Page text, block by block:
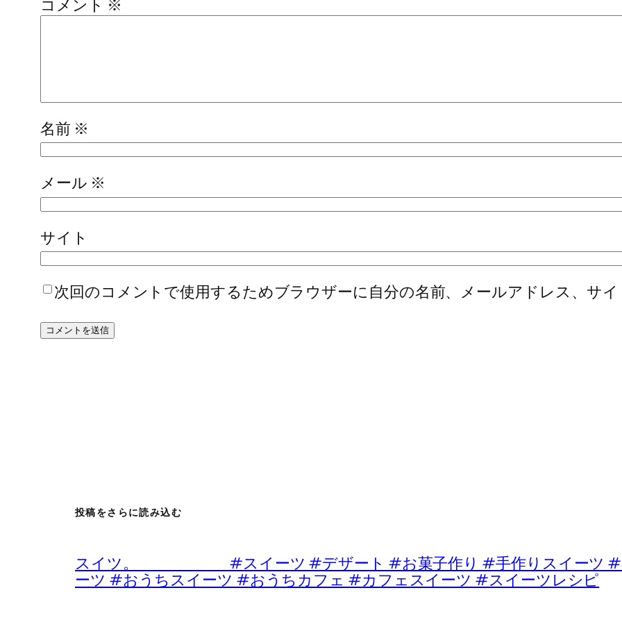
コメント ※
名前 ※
メール ※
サイト
次回のコメントで使用するためブラウザーに自分の名前、メールアドレス、サイ
投稿をさらに読み込む
スイツ。 #スイーツ #デザート #お菓子作り #手作りスイーツ #簡
ーツ #おうちスイーツ #おうちカフェ #カフェスイーツ #スイーツレシピ